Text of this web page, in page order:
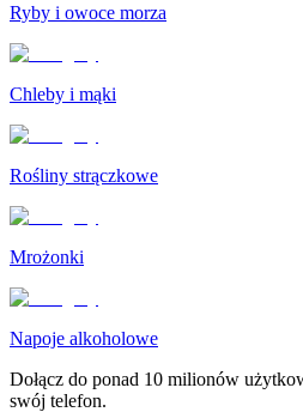
Ryby i owoce morza
Chleby i mąki
Rośliny strączkowe
Mrożonki
Napoje alkoholowe
Dołącz do ponad 10 milionów
swój telefon.